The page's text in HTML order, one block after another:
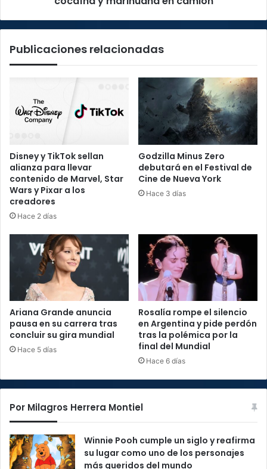
Publicaciones relacionadas
Disney y TikTok sellan
alianza para llevar
contenido de Marvel, Star
Wars y Pixar a los
creadores
Hace 2 días
Godzilla Minus Zero
debutará en el Festival de
Cine de Nueva York
Hace 3 días
Ariana Grande anuncia
pausa en su carrera tras
concluir su gira mundial
Hace 5 días
Rosalía rompe el silencio
en Argentina y pide perdón
tras la polémica por la
final del Mundial
Hace 6 días
Por Milagros Herrera Montiel
Winnie Pooh cumple un siglo y reafirma
su lugar como uno de los personajes
más queridos del mundo